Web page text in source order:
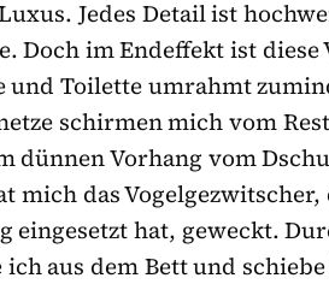
Jedes Detail ist
Doch im Endeffekt ist
und Toilette umrahmt
schirmen mich vom Rest
dünnen Vorhang vom
mich das
eingesetzt hat, geweckt.
aus dem Bett und